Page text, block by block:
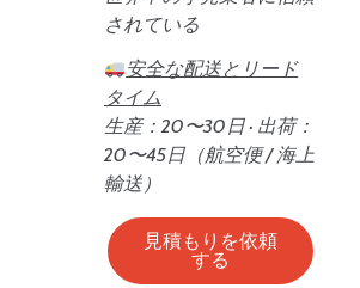
されている
安全な配送とリード
タイム
生産：20〜30日 · 出荷：
20〜45日（航空便 / 海上
輸送）
見積もりを依頼
する